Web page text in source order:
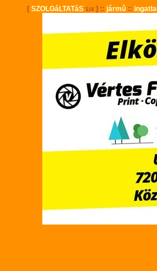
[ SZOLGáLTATáS 1/4] :: jármû::